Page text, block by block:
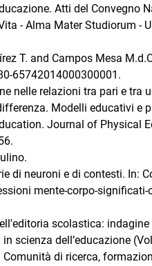
Atti del Convegno
- Alma Mater Studiorum -
T. and Campos Mesa
65742014000300001.
nelle relazioni tra pari e tra
Modelli educativi e
Journal of Physical
di neuroni e di contesti. In:
mente-corpo-
scolastica:
scienza dell’educazione
di ricerca,